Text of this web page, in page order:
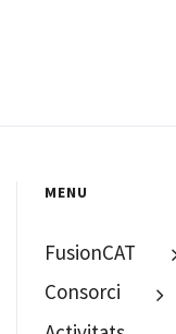
MENU
FusionCAT
Consorci